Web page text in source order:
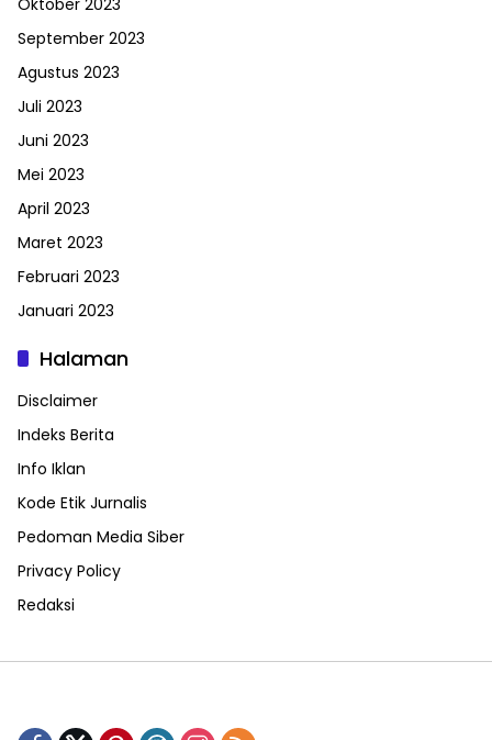
September 2023
Agustus 2023
Juli 2023
Juni 2023
Mei 2023
April 2023
Maret 2023
Februari 2023
Januari 2023
Halaman
Disclaimer
Indeks Berita
Info Iklan
Kode Etik Jurnalis
Pedoman Media Siber
Privacy Policy
Redaksi